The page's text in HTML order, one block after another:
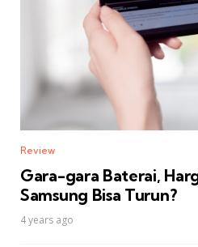
Review
Gara-gara Baterai,
Samsung Bisa Turun?
4 years ago